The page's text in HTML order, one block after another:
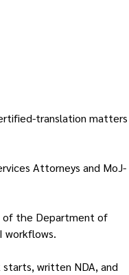
translation matters
Attorneys and MoJ-
of the Department of
workflows.
written NDA, and